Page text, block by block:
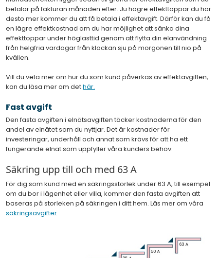
betalar på fakturan månaden efter. Ju högre effekttoppar du har
desto mer kommer du att få betala i effektavgift. Därför kan du få
en lägre effektkostnad om du har möjlighet att sänka dina
effekttoppar under höglasttid genom att flytta din elanvändning
från helgfria vardagar från klockan sju på morgonen till nio på
kvällen.
Vill du veta mer om hur du som kund påverkas av effektavgiften,
kan du läsa mer om dethär.
Fast avgift
Den fasta avgiften i elnätsavgiften täcker kostnaderna för den
andel av elnätet som du nyttjar. Det är kostnader för
investeringar, underhåll och annat som krävs för att ha ett
fungerande elnät som uppfyller våra kunders behov.
Säkring upp till och med 63 A
För dig som kund med en säkringsstorlek under 63 A, till exempel
om du bor i lägenhet eller villa, kommer den fasta avgiften att
baseras på storleken på säkringen i ditt hem. Läs mer om våra
säkringsavgifter.